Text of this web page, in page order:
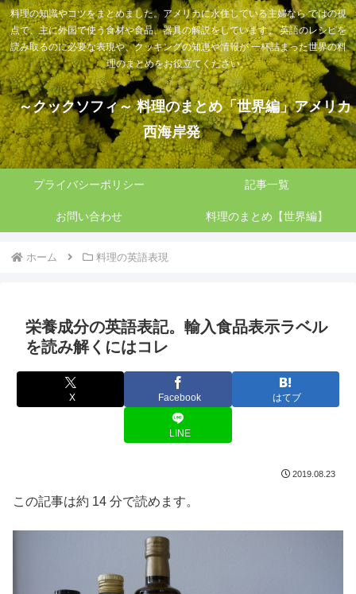
料理の知識やコツをまとめました。アメリカに永住している主婦なら ではの視
点で、主に外国で使う食材や食品、器具の解説をしています。 英語のレシピを
読み取るのに必要な表現や、クッキングの知恵や情報が 一杯詰まった世界の料
理のまとめをお役立てください。
～クックソフィ～ 料理のまとめ「世界編」アメリカ
西海岸発
プライバシーポリシー 記事一覧
お問い合わせ 料理のまとめ【世界編】
ホーム 料理の英語表現
栄養成分の英語表記。輸入食品表示ラベル
を読み解くにはコレ
X Facebook はてブ
LINE
2019.08.23
この記事は約 14 分で読めます。